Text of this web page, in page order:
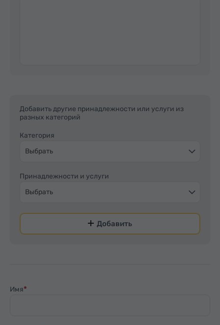
Добавить другие принадлежности или услуги из
разных категорий
Категория
Выбрать
Принадлежности и услуги
Выбрать
Добавить
Имя